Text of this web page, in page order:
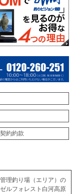
約約款
理釣り場（エリア）の
ルフォレスト白河高原